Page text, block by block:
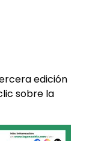
edición
sobre la